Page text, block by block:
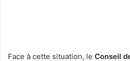
Face à cette situation, le Conseil